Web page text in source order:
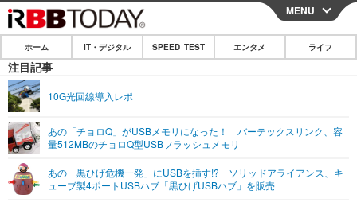
CLOSE
ホーム
IT・デジタル
ネタ ガジェット・ツール
ショッピング その他
SPEED TEST
エンタメ
エンタメTOP 映画・ドラマ
ライフ
MENU
ホーム IT・デジタル SPEED TEST エンタメ ライフ
注目記事
10G光回線導入レポ
あの「チョロQ」がUSBメモリになった！ バーテックスリンク、容
量512MBのチョロQ型USBフラッシュメモリ
あの「黒ひげ危機一発」にUSBを挿す!? ソリッドアライアンス、キ
ューブ製4ポートUSBハブ「黒ひげUSBハブ」を販売